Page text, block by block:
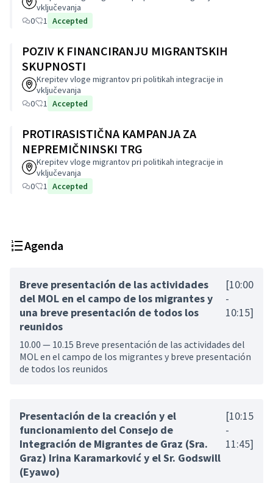
vključevanja
0
1 Accepted
POZIV K FINANCIRANJU MIGRANTSKIH
SKUPNOSTI
Krepitev vloge migrantov pri politikah integracije in
vključevanja
0
1 Accepted
PROTIRASISTIČNA KAMPANJA ZA
NEPREMIČNINSKI TRG
Krepitev vloge migrantov pri politikah integracije in
vključevanja
0
1 Accepted
Agenda
Breve presentación de las actividades
del MOL en el campo de los migrantes y
una breve presentación de todos los
reunidos
[10:00
-
10:15]
10.00 — 10.15 Breve presentación de las actividades del
MOL en el campo de los migrantes y breve presentación
de todos los reunidos
Presentación de la creación y el
funcionamiento del Consejo de
Integración de Migrantes de Graz (Sra.
Graz) Irina Karamarković y el Sr. Godswill
(Eyawo)
[10:15
-
11:45]